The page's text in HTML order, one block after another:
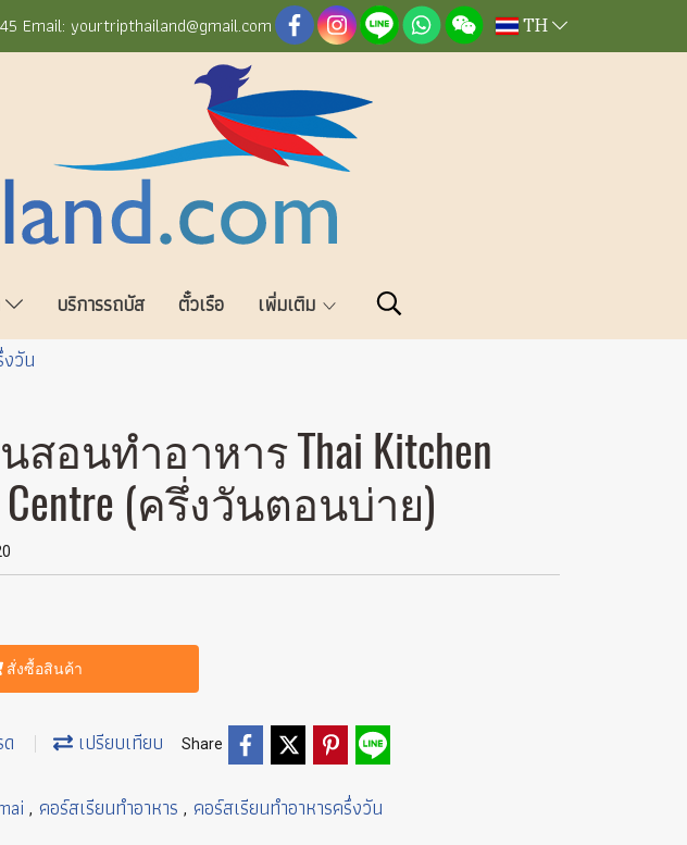
Email: yourtripthailand@gmail.com TH
บริการรถบัส ตั๋วเรือ
เพิ่มเติม
วัน
สอนทำอาหาร Thai Kitchen
Centre (ครึ่งวันตอนบ่าย)
สั่งซื้อสินค้า
เปรียบเทียบ Share
, คอร์สเรียนทำอาหาร , คอร์สเรียนทำอาหารครึ่งวัน